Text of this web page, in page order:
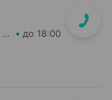
Могилевское РУП Фармация Центральная районная аптека №31 до 18:00